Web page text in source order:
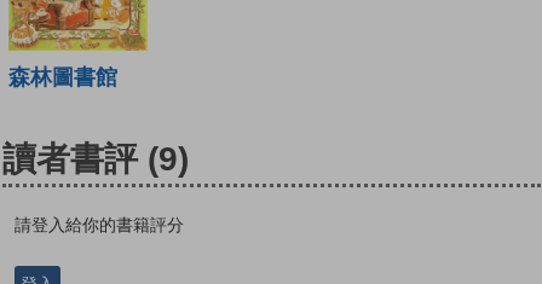
森林圖書館
讀者書評 (9)
請登入給你的書籍評分